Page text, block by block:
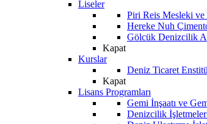
Liseler
Piri Reis Mesleki
Hereke Nuh
Gölcük Denizcilik
Kapat
Kurslar
Deniz Ticaret
Kapat
Lisans Programları
Gemi İnşaatı ve
Denizcilik